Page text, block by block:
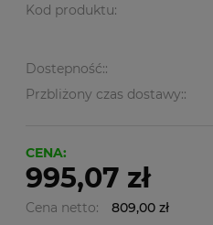
Kod produktu:
Dostepność::
Przbliżony czas dostawy::
CENA:
995,07 zł
Cena netto: 809,00 zł